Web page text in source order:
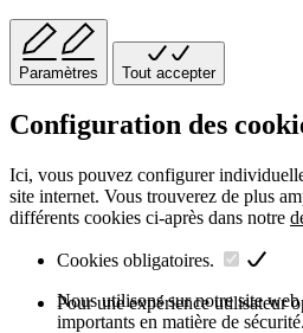
Paramètres Tout accepter
Configuration des
Ici, vous pouvez configurer
site internet. Vous trouverez de plus
différents cookies ci-après dans notre
Cookies obligatoires.
Nous utilisons sur notre site web
importants en matière de
Pour une expérience utilisateur